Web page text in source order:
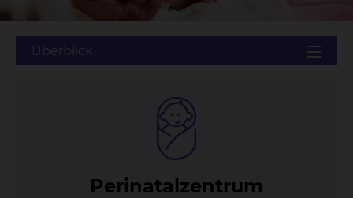
Pe­ri­na­ta­l­zen­trum